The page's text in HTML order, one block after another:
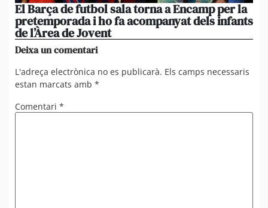
El Barça de futbol sala torna a Encamp per la
pretemporada i ho fa acompanyat dels infants
de l’Àrea de Jovent
Deixa un comentari
L'adreça electrònica no es publicarà. Els camps necessaris
estan marcats amb *
Comentari *